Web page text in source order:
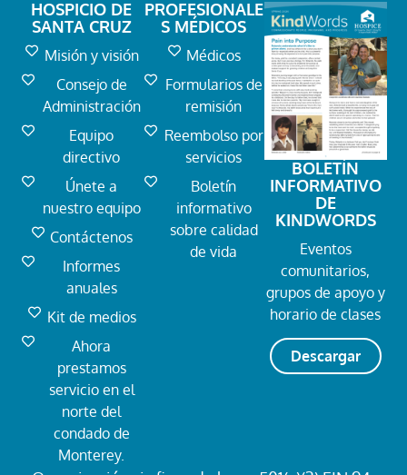
HOSPICIO DE
SANTA CRUZ
Misión y visión
Consejo de
Administración
Equipo
directivo
Únete a
nuestro equipo
Contáctenos
Informes
anuales
Kit de medios
Ahora
prestamos
servicio en el
norte del
condado de
Monterey.
PROFESIONALE
S MÉDICOS
Médicos
Formularios de
remisión
Reembolso por
servicios
Boletín
informativo
sobre calidad
de vida
BOLETÍN
INFORMATIVO
DE
KINDWORDS
Eventos
comunitarios,
grupos de apoyo y
horario de clases
Descargar